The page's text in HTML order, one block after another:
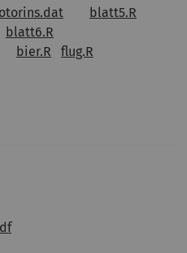
blatt5.R
blatt6.R
bier.R
flug.R